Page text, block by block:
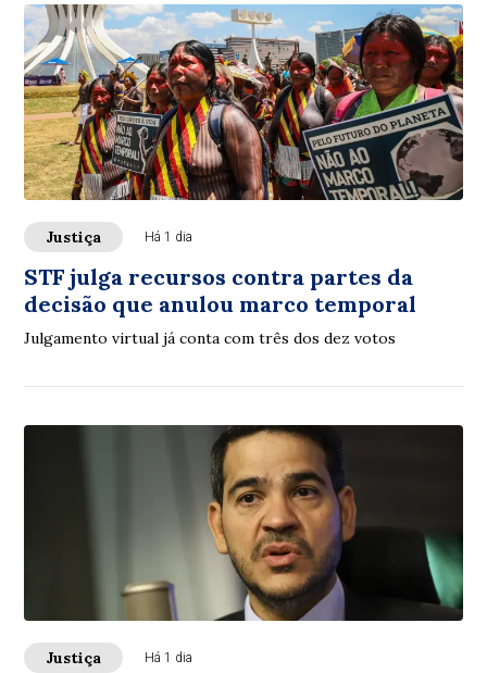
Justiça Há 1 dia
STF julga recursos contra partes da
decisão que anulou marco temporal
Julgamento virtual já conta com três dos dez votos
Justiça Há 1 dia